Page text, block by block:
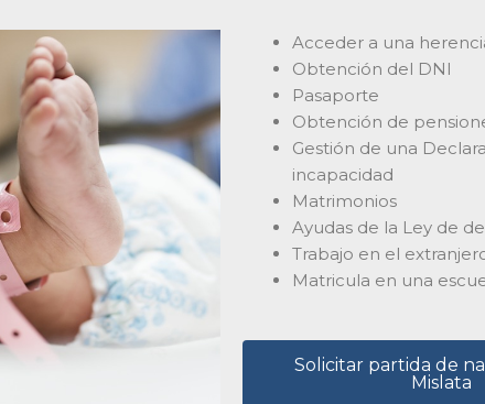
Acceder a una
Obtención del DNI
Pasaporte
Obtención de
Gestión de una
incapacidad
Matrimonios
Ayudas de la Ley de
Trabajo en el
Matricula en una
Solicitar partida de
Mislata